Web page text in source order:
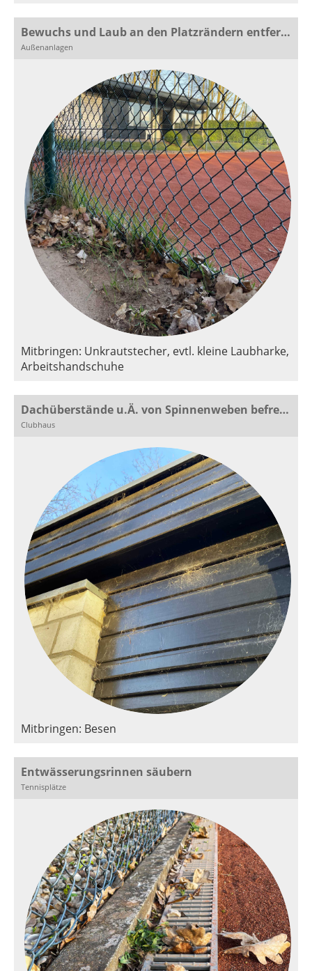
Bewuchs und Laub an den Platzrändern entfernen
Außenanlagen
Mitbringen: Unkrautstecher, evtl. kleine Laubharke,
Arbeitshandschuhe
Dachüberstände u.Ä. von Spinnenweben befreien
Clubhaus
Mitbringen: Besen
Entwässerungsrinnen säubern
Tennisplätze